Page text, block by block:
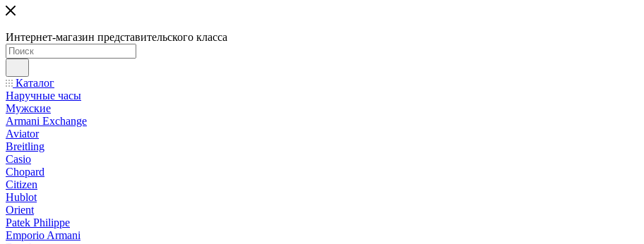
Интернет-магазин представительского класса
Каталог
Наручные часы
Мужские
Armani Exchange
Aviator
Breitling
Casio
Chopard
Citizen
Hublot
Orient
Patek Philippe
Emporio Armani